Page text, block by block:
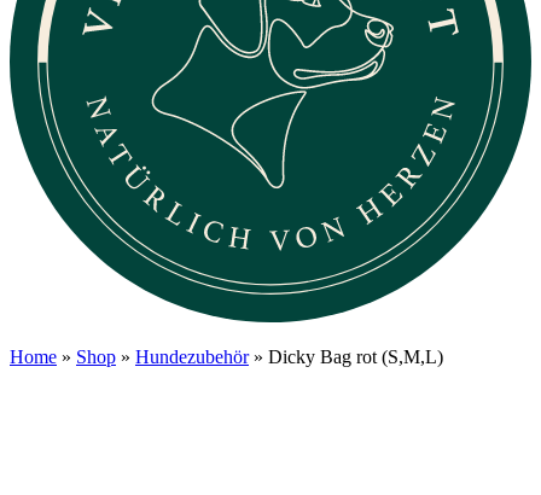
Home » Shop » Hundezubehör» Dicky Bag rot (S,M,L)